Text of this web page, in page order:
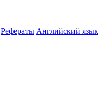
Рефераты Английский язык